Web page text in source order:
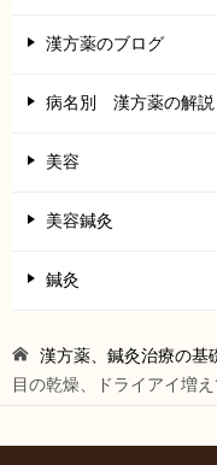
漢方薬のブログ
病名別 漢方薬の解説
美容
美容鍼灸
鍼灸
漢方薬、鍼灸治療の基
目の乾燥、ドライアイ増